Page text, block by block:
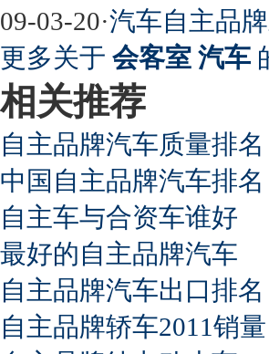
09-03-20·汽车自主品
更多关于 会客室 汽车
相关推荐
自主品牌汽车质量排名
中国自主品牌汽车排名
自主车与合资车谁好
最好的自主品牌汽车
自主品牌汽车出口排名
自主品牌轿车2011销量